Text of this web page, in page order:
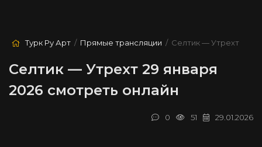
Турк Ру Арт / Прямые трансляции / Селтик — Утрехт
Селтик — Утрехт 29 января
2026 смотреть онлайн
29.01.2026
51
0